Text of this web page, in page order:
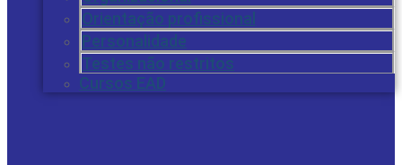
Orientação profissional
Personalidade
Testes não restritos
Cursos EAD